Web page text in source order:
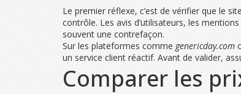
Le premier réflexe, c’est de vérifier que le
contrôle. Les avis d’utilisateurs, les
souvent une contrefaçon.
Sur les plateformes comme genericday.com
un service client réactif. Avant de valider,
Comparer les